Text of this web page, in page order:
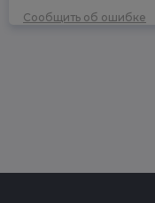
Сообщить об ошибке